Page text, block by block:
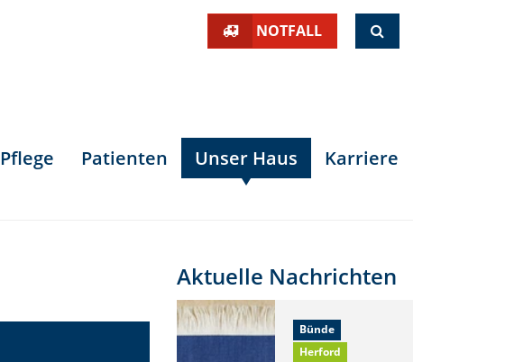
NOTFALL
Pflege Patienten Unser Haus Karriere
Aktuelle Nachrichten
Bünde
Herford